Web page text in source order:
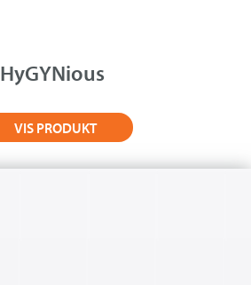
HyGYNious
VIS PRODUKT